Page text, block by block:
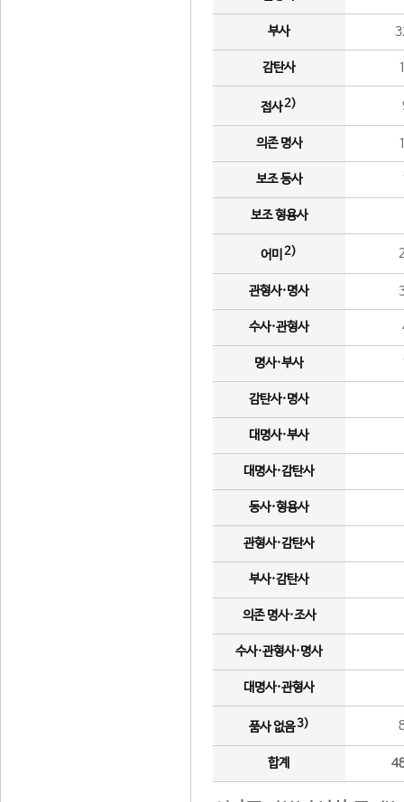
부사
감탄사
접사2)
의존 명사
보조 동사
보조 형용사
어미 2)
관형사·명사
수사·관형사
명사·부사
감탄사·명사
대명사·부사
대명사·감탄사
동사·형용사
관형사·감탄사
부사·감탄사
의존 명사·조사
수사·관형사·명사
대명사·관형사
품사 없음3)
합계